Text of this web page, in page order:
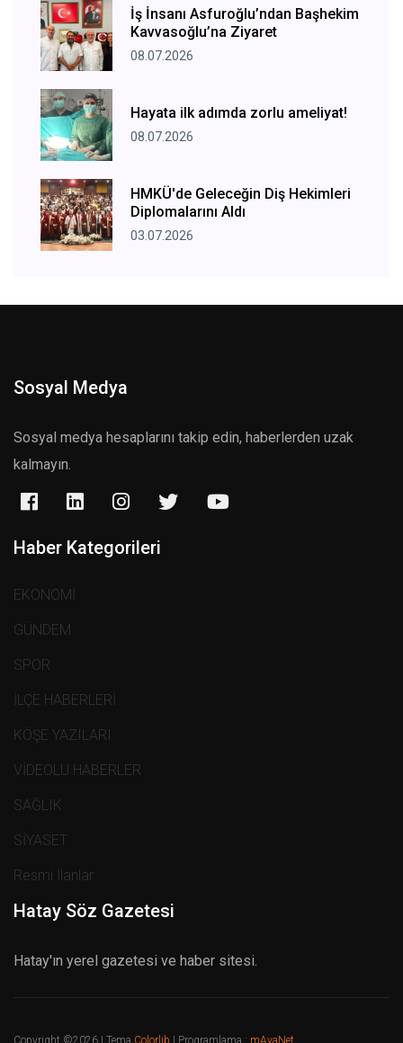
İş İnsanı Asfuroğlu’ndan Başhekim
Kavvasoğlu’na Ziyaret
08.07.2026
Hayata ilk adımda zorlu ameliyat!
08.07.2026
HMKÜ'de Geleceğin Diş Hekimleri
Diplomalarını Aldı
03.07.2026
Sosyal Medya
Sosyal medya hesaplarını takip edin, haberlerden uzak
kalmayın.
Haber Kategorileri
EKONOMİ
GÜNDEM
SPOR
İLÇE HABERLERİ
KÖŞE YAZILARI
VİDEOLU HABERLER
SAĞLIK
SİYASET
Resmi İlanlar
Hatay Söz Gazetesi
Hatay'ın yerel gazetesi ve haber sitesi.